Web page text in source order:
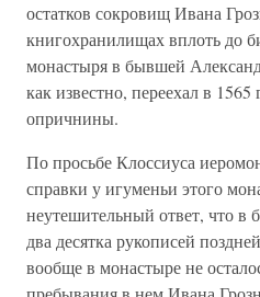
остатков сокровищ Ивана
книгохранилищах вплоть до
монастыря в бывшей
как известно, переехал в
опричнины.
По просьбе Клоссиуса
справки у игуменьи этого
неутешительный ответ, что в
два десятка рукописей
вообще в монастыре не